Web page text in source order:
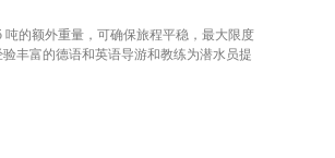
的额外重量，可确保旅程平稳，最大限度
丰富的德语和英语导游和教练为潜水员提